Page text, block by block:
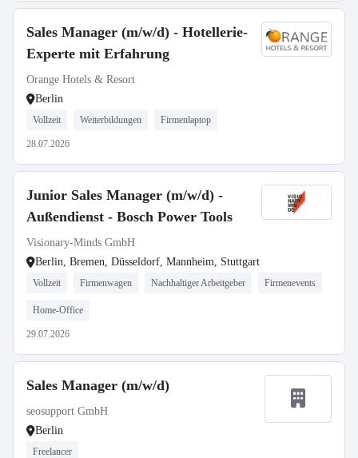
Sales Manager (m/w/d) - Hotellerie-
Experte mit Erfahrung
Orange Hotels & Resort
Berlin
Vollzeit Weiterbildungen Firmenlaptop
28.07.2026
Junior Sales Manager (m/w/d) -
Außendienst - Bosch Power Tools
Visionary-Minds GmbH
Berlin, Bremen, Düsseldorf, Mannheim, Stuttgart
Vollzeit Firmenwagen Nachhaltiger Arbeitgeber Firmenevents
Home-Office
29.07.2026
Sales Manager (m/w/d)
seosupport GmbH
Berlin
Freelancer